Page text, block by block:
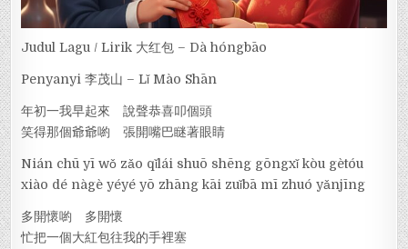
Judul Lagu / Lirik 大红包 – Dà hóngbāo
Penyanyi 李茂山 – Lǐ Mào Shān
年初一我早起來 說聲恭喜叩個頭
笑得那個爺爺喲 張開嘴巴瞇著眼睛
Nián chū yī wǒ zǎo qǐlái shuō shēng gōngxǐ kòu gètóu
xiào dé nàgè yéyé yō zhāng kāi zuǐbā mī zhuó yǎnjīng
多開懷喲 多開懷
忙把一個大紅包往我的手裡塞